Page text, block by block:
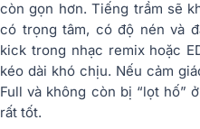
còn gọn hơn. Tiếng trầm sẽ
có trọng tâm, có độ nén và
kick trong nhạc remix hoặc
kéo dài khó chịu. Nếu cảm
Full và không còn bị “lọt hố”
rất tốt.